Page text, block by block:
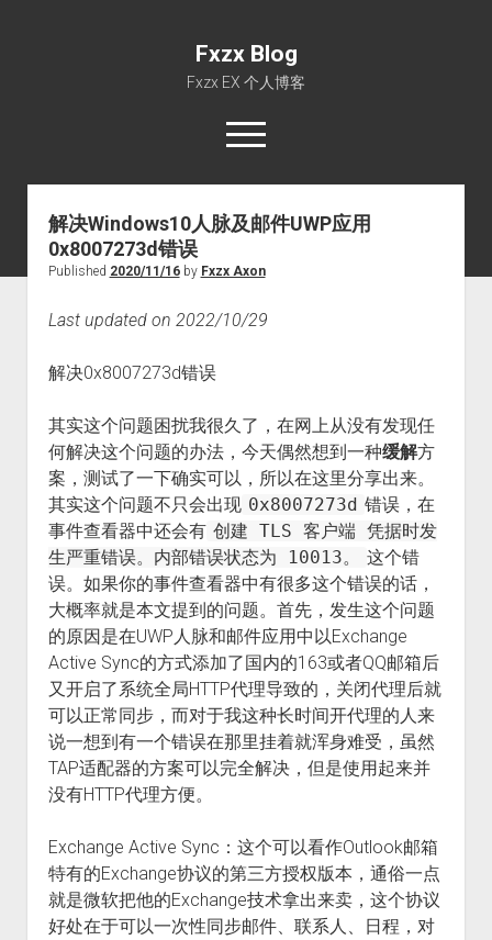
Fxzx Blog
Fxzx EX 个人博客
open
menu
rss email-form
关于
解决Windows10人脉及邮件UWP应用
0x8007273d错误
Published 2020/11/16by Fxzx Axon
Last updated on 2022/10/29
解决0x8007273d错误
其实这个问题困扰我很久了，在网上从没有发现任
何解决这个问题的办法，今天偶然想到一种缓解方
案，测试了一下确实可以，所以在这里分享出来。
其实这个问题不只会出现 0x8007273d 错误，在
事件查看器中还会有 创建 TLS 客户端 凭据时发
生严重错误。内部错误状态为 10013。
这个错
误。如果你的事件查看器中有很多这个错误的话，
大概率就是本文提到的问题。首先，发生这个问题
的原因是在UWP人脉和邮件应用中以Exchange
Active Sync的方式添加了国内的163或者QQ邮箱后
又开启了系统全局HTTP代理导致的，关闭代理后就
可以正常同步，而对于我这种长时间开代理的人来
说一想到有一个错误在那里挂着就浑身难受，虽然
TAP适配器的方案可以完全解决，但是使用起来并
没有HTTP代理方便。
Exchange Active Sync：这个可以看作Outlook邮箱
特有的Exchange协议的第三方授权版本，通俗一点
就是微软把他的Exchange技术拿出来卖，这个协议
好处在于可以一次性同步邮件、联系人、日程，对